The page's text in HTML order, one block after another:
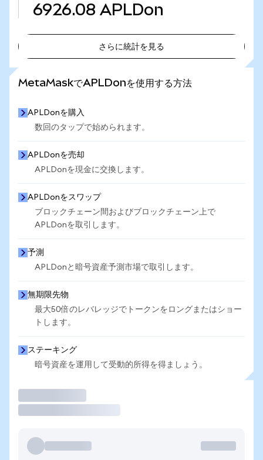
6926.08 APLDon
さらに統計を見る
MetaMaskでAPLDonを使用する方法
APLDonを購入
数回のタップで始められます。
APLDonを売却
APLDonを現金に交換します。
APLDonをスワップ
ブロックチェーン間およびブロックチェーン上で
APLDonを取引します。
予測
APLDonと暗号資産予測市場で取引します。
無期限先物
最大50倍のレバレッジでトークンをロングまたはショー
トします。
ステーキング
暗号資産を運用して受動的所得を得ましょう。